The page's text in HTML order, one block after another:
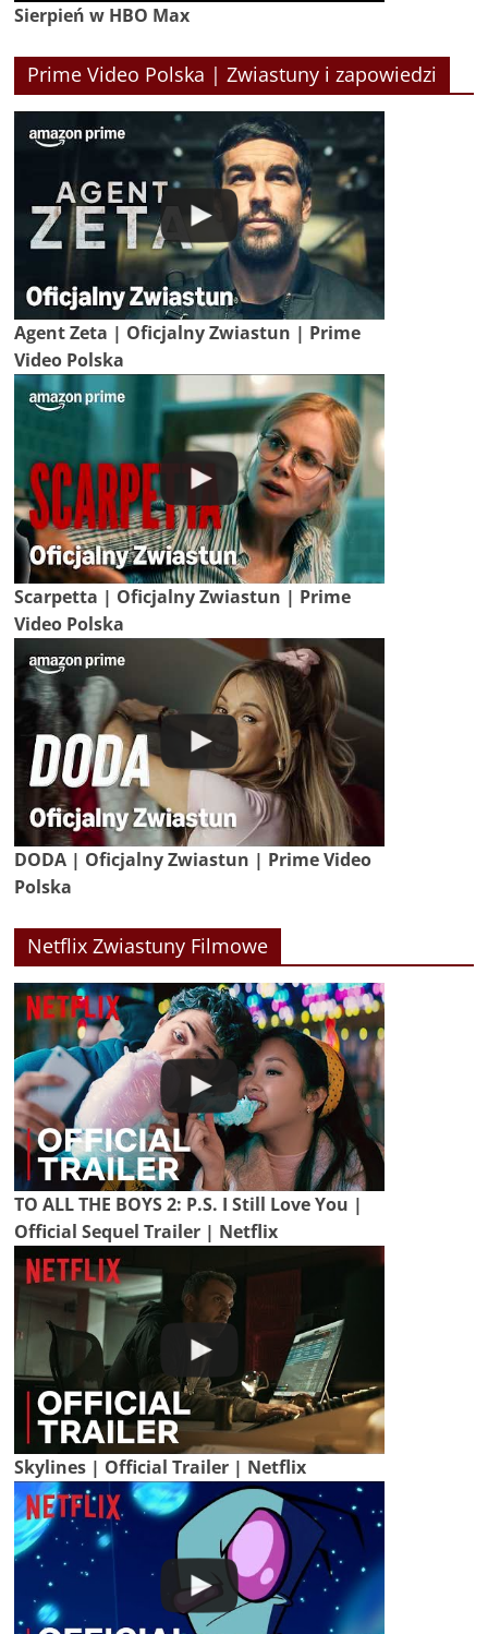
Sierpień w HBO Max
Prime Video Polska | Zwiastuny i zapowiedzi
Agent Zeta | Oficjalny Zwiastun | Prime
Video Polska
Scarpetta | Oficjalny Zwiastun | Prime
Video Polska
DODA | Oficjalny Zwiastun | Prime Video
Polska
Netflix Zwiastuny Filmowe
TO ALL THE BOYS 2: P.S. I Still Love You |
Official Sequel Trailer | Netflix
Skylines | Official Trailer | Netflix